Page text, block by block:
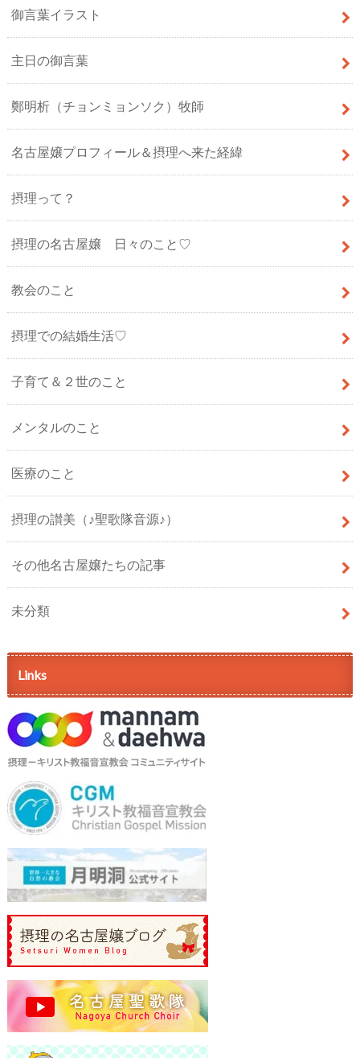
御言葉イラスト
主日の御言葉
鄭明析（チョンミョンソク）牧師
名古屋嬢プロフィール＆摂理へ来た経緯
摂理って？
摂理の名古屋嬢 日々のこと♡
教会のこと
摂理での結婚生活♡
子育て＆２世のこと
メンタルのこと
医療のこと
摂理の讃美（♪聖歌隊音源♪）
その他名古屋嬢たちの記事
未分類
Links